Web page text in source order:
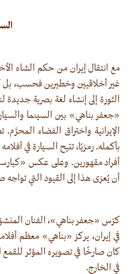
مع انتقال إيران من حكم الشاه
غير أخلاقيين وخطيرين فحسب، بل
الثورة إلى إنشاء لغة بصرية
«جعفر بناهي» بين السينما
الإيرانية واختراق الفضاء
بأكمله. رمزيًا، تتيح السيارة في
أفراد مقهورين. وعلى عكس
أن يُعزى هذا إلى القيود التي
كرّس «جعفر بناهي»، الفنان
كان صارخًا في تصويره المؤثر
في الخارج.